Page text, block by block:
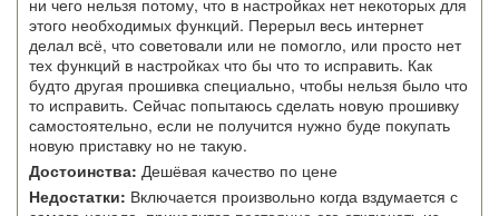
этого необходимых функций. Перерыл весь интернет
делал всё, что советовали или не помогло, или просто нет
тех функций в настройках что бы что то исправить. Как
будто другая прошивка специально, чтобы нельзя было что
то исправить. Сейчас попытаюсь сделать новую прошивку
самостоятельно, если не получится нужно буде покупать
новую приставку но не такую.
Достоинства: Дешёвая качество по цене
Недостатки: Включается произвольно когда вздумается с